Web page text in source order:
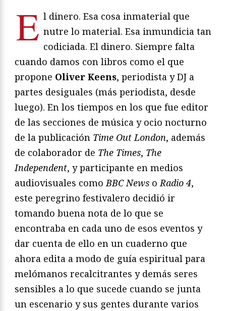
E l dinero. Esa cosa inmaterial que
nutre lo material. Esa inmundicia tan
codiciada. El dinero. Siempre falta
cuando damos con libros como el que
propone Oliver Keens, periodista y DJ a
partes desiguales (más periodista, desde
luego). En los tiempos en los que fue editor
de las secciones de música y ocio nocturno
de la publicación Time Out London, además
de colaborador de The Times, The
Independent, y participante en medios
audiovisuales comoBBC News oRadio 4,
este peregrino festivalero decidió ir
tomando buena nota de lo que se
encontraba en cada uno de esos eventos y
dar cuenta de ello en un cuaderno que
ahora edita a modo de guía espiritual para
melómanos recalcitrantes y demás seres
sensibles a lo que sucede cuando se junta
un escenario y sus gentes durante varios